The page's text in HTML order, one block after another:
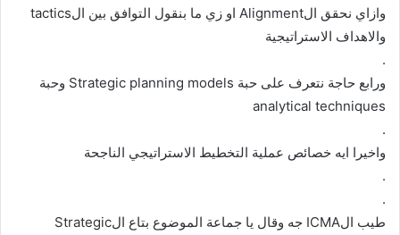
وازاي نحقق الAlignment او زي ما بنقول التوافق بين الtactics
والاهداف الاستراتيجية
.
ورابع حاجة نتعرف على حبة Strategic planning models وحبة
analytical techniques
.
واخيرا ايه خصائص عملية التخطيط الاستراتيجي الناجحة
.
.
طيب الICMA جه وقال يا جماعة الموضوع بتاع الStrategic